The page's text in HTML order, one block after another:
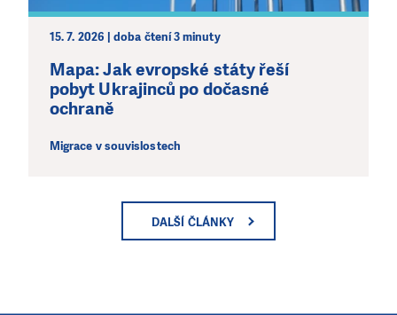
15. 7. 2026 | doba čtení 3 minuty
Mapa: Jak evropské státy řeší
pobyt Ukrajinců po dočasné
ochraně
Migrace v souvislostech
DALŠÍ ČLÁNKY